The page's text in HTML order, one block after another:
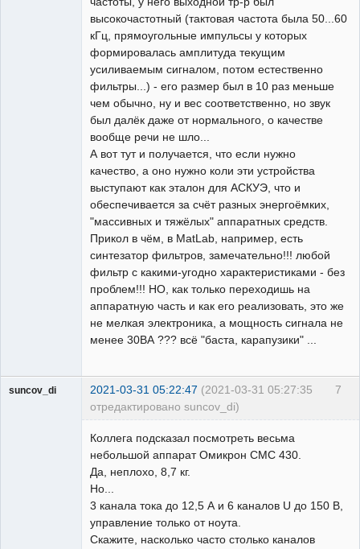
высокочастотный (тактовая частота была 50...60
кГц, прямоугольные импульсы у которых
формировалась амплитуда текущим
усиливаемым сигналом, потом естественно
фильтры...) - его размер был в 10 раз меньше
чем обычно, ну и вес соответственно, но звук
был далёк даже от нормального, о качестве
вообще речи не шло...
А вот тут и получается, что если нужно
качество, а оно нужно коли эти устройства
выступают как эталон для АСКУЭ, что и
обеспечивается за счёт разных энергоёмких,
"массивных и тяжёлых" аппаратных средств.
Прикол в чём, в MatLab, например, есть
синтезатор фильтров, замечательно!!! любой
фильтр с какими-угодно характеристиками - без
проблем!!! НО, как только переходишь на
аппаратную часть и как его реализовать, это же
не мелкая электроника, а мощность сигнала не
менее 30ВА ??? всё "баста, карапузики" ...
7
suncov_di 2021-03-31 05:22:47 (2021-03-31 05:27:35
отредактировано suncov_di)
Коллега подсказал посмотреть весьма
небольшой аппарат Омикрон СМС 430.
Да, неплохо, 8,7 кг.
Но...
3 канала тока до 12,5 А и 6 каналов U до 150 В,
управление только от ноута.
Скажите, насколько часто столько каналов